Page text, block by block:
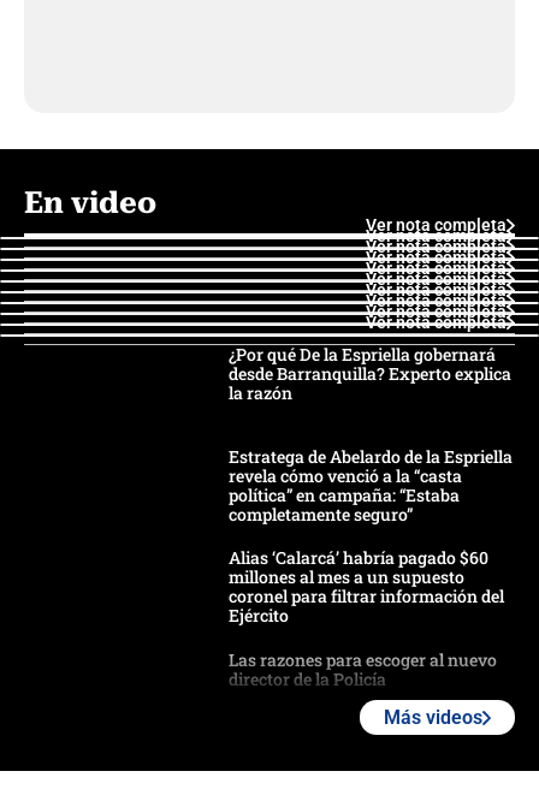
En video
Ver nota completa
Ver nota completa
Ver nota completa
Ver nota completa
Ver nota completa
Ver nota completa
Ver nota completa
Ver nota completa
Ver nota completa
Ver nota completa
¿Por qué De la Espriella gobernará
desde Barranquilla? Experto explica
la razón
Estratega de Abelardo de la Espriella
revela cómo venció a la “casta
política” en campaña: “Estaba
completamente seguro”
Alias ‘Calarcá’ habría pagado $60
millones al mes a un supuesto
coronel para filtrar información del
Ejército
Las razones para escoger al nuevo
director de la Policía
Más videos